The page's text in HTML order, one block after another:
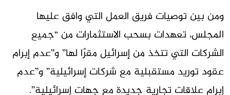
ومن بين توصيات فريق العمل التي وافق عليها
المجلس، تعهدات بسحب الاستثمارات من “جميع
الشركات التي تتخذ من إسرائيل مقرًا لها” و”عدم إبرام
عقود توريد مستقبلية مع شركات إسرائيلية” و”عدم
إبرام علاقات تجارية جديدة مع جهات إسرائيلية”.